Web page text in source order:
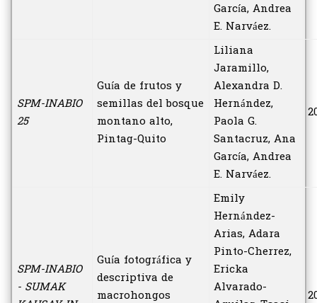
García, Andrea
E. Narváez.
SPM-INABIO
25
Guía de frutos y
semillas del bosque
montano alto,
Pintag-Quito
Liliana
Jaramillo,
Alexandra D.
Hernández,
Paola G.
Santacruz, Ana
García, Andrea
E. Narváez.
SPM-INABIO
- SUMAK
Guía fotográfica y
descriptiva de
macrohongos
Emily
Hernández-
Arias, Adara
Pinto-Cherrez,
Ericka
Alvarado-